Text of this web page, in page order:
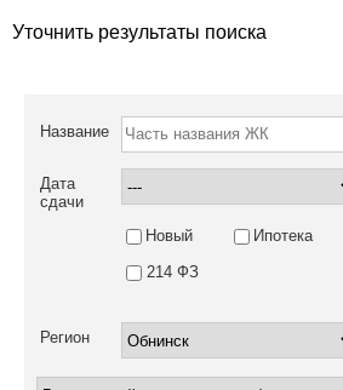
Уточнить результаты поиска
Название
Дата
сдачи
Новый
Ипотека
214 ФЗ
Регион